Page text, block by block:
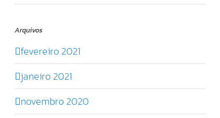
Arquivos
fevereiro 2021
janeiro 2021
novembro 2020